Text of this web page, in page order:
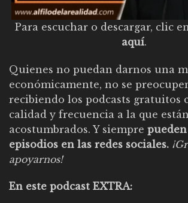
Para escuchar o descargar, clic
aquí.
Quienes no puedan darnos una
económicamente, no se
recibiendo los podcasts gratuitos
calidad y frecuencia a la que están
acostumbrados. Y siempre
episodios en las redes sociales.
apoyarnos!
En este podcast EXTRA: